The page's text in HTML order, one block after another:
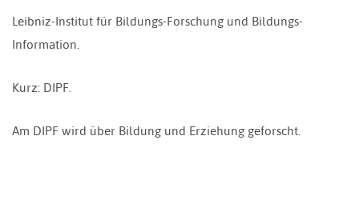
Leibniz-Institut für Bildungs-Forschung und Bildungs-
Information.
Kurz: DIPF.
Am DIPF wird über Bildung und Erziehung geforscht.